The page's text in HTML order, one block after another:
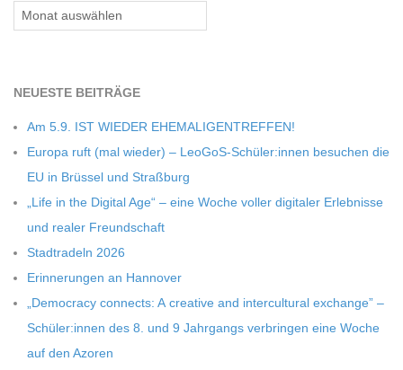
Archiv
NEU­ESTE BEITRÄGE
Am 5.9. IST WIEDER EHEMALIGENTREFFEN!
Europa ruft (mal wie­der) – LeoGoS-Schüler:innen besu­chen die
EU in Brüs­sel und Straßburg
„Life in the Digi­tal Age“ – eine Woche vol­ler digi­ta­ler Erleb­nisse
und rea­ler Freundschaft
Stadt­ra­deln 2026
Erin­ne­run­gen an Hannover
„Demo­cracy con­nects: A crea­tive and inter­cul­tu­ral exch­ange” –
Schüler:innen des 8. und 9 Jahr­gangs ver­brin­gen eine Woche
auf den Azoren